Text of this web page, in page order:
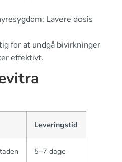
Lavere dosis
for at undgå bivirkninger
effektivt.
Leveringstid
5–7 dage